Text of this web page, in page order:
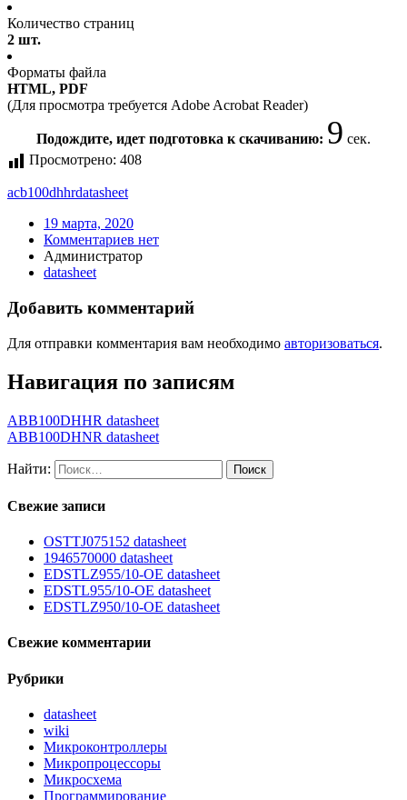
Количество страниц
2 шт.
Форматы файла
HTML, PDF
(Для просмотра требуется Adobe Acrobat Reader)
Подождите, идет подготовка к скачиванию: 9 сек.
Просмотрено: 408
acb100dhhrdatasheet
19 марта, 2020
Комментариев нет
Администратор
datasheet
Добавить комментарий
Для отправки комментария вам необходимо авторизоваться.
Навигация по записям
ABB100DHHR datasheet
ABB100DHNR datasheet
Найти:
Свежие записи
OSTTJ075152 datasheet
1946570000 datasheet
EDSTLZ955/10-OE datasheet
EDSTL955/10-OE datasheet
EDSTLZ950/10-OE datasheet
Свежие комментарии
Рубрики
datasheet
wiki
Микроконтроллеры
Микропроцессоры
Микросхема
Программирование